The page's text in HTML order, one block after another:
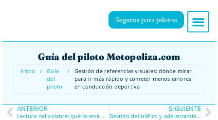
Seguros para pilotos
Guía del piloto Motopoliza.com
Inicio /
Guía
del
piloto
/
Gestión de referencias visuales: dónde mirar
para ir más rápido y cometer menos errores
en conducción deportiva
ANTERIOR
Lectura del volante: qué te está diciendo el coche y cómo interpretarlo en conducción deportiva
SIGUIENTE
Gestión del tráfico y adelantamientos: cómo ganar posiciones sin asumir riesgos estúpidos